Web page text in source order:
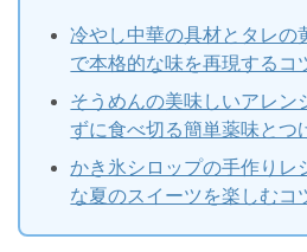
冷やし中華の具材とタレの
で本格的な味を再現するコ
そうめんの美味しいアレン
ずに食べ切る簡単薬味とつ
かき氷シロップの手作りレ
な夏のスイーツを楽しむコ